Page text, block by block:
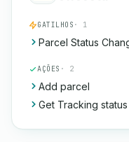
GATILHOS · 1
Parcel Status
AÇÕES · 2
Add parcel
Get Tracking status